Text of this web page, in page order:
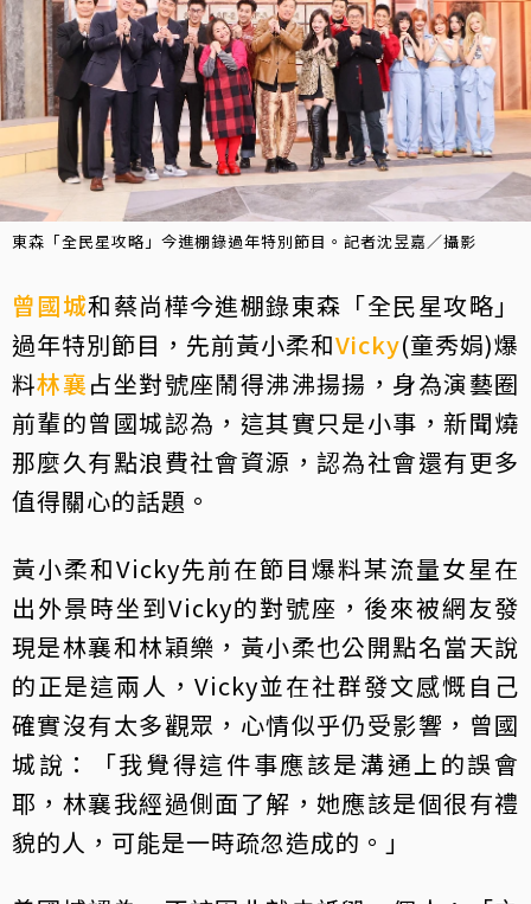
東森「全民星攻略」今進棚錄過年特別節目。記者沈昱嘉／攝影
曾國城和蔡尚樺今進棚錄東森「全民星攻略」
過年特別節目，先前黃小柔和Vicky(童秀娟)爆
料林襄占坐對號座鬧得沸沸揚揚，身為演藝圈
前輩的曾國城認為，這其實只是小事，新聞燒
那麼久有點浪費社會資源，認為社會還有更多
值得關心的話題。
黃小柔和Vicky先前在節目爆料某流量女星在
出外景時坐到Vicky的對號座，後來被網友發
現是林襄和林穎樂，黃小柔也公開點名當天說
的正是這兩人，Vicky並在社群發文感慨自己
確實沒有太多觀眾，心情似乎仍受影響，曾國
城說：「我覺得這件事應該是溝通上的誤會
耶，林襄我經過側面了解，她應該是個很有禮
貌的人，可能是一時疏忽造成的。」